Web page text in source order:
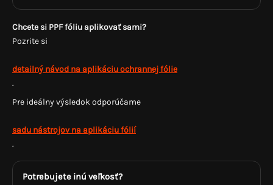
Chcete si PPF fóliu aplikovať sami?
Pozrite si
detailný návod na aplikáciu ochrannej fólie
.
Pre ideálny výsledok odporúčame
sadu nástrojov na aplikáciu fólií
.
Potrebujete inú veľkosť?